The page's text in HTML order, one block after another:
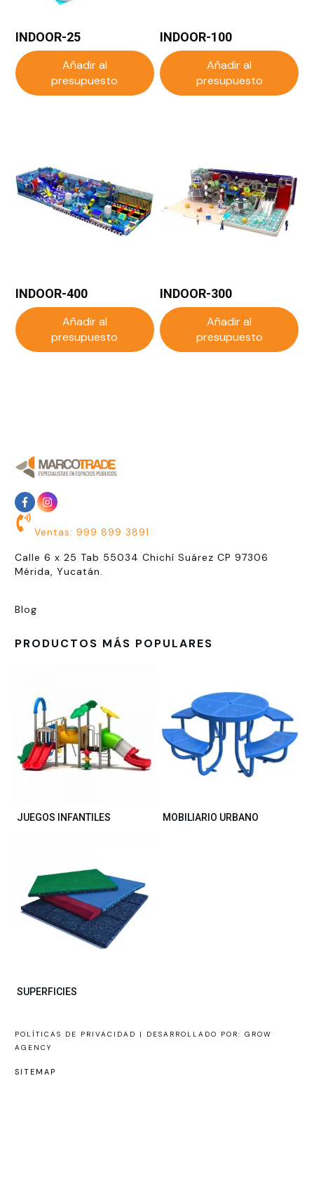
INDOOR-25
Añadir al
presupuesto
INDOOR-100
Añadir al
presupuesto
INDOOR-400
Añadir al
presupuesto
INDOOR-300
Añadir al
presupuesto
Ventas: 999 899 3891
Calle 6 x 25 Tab 55034 Chichí Suárez CP 97306
Mérida, Yucatán.
Blog
PRODUCTOS MÁS POPULARES
JUEGOS INFANTILES MOBILIARIO URBANO
SUPERFICIES
POLÍTICAS DE PRIVACIDAD |
DESARROLLADO POR: GROW
AGENCY
SITEMAP